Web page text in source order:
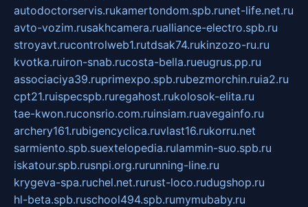
autodoctorservis.rukamertondom.spb.runet-life.net.ru
avto-vozim.rusakhcamera.rualliance-electro.spb.ru
stroyavt.rucontrolweb1.rutdsak74.rukinzozo-ru.ru
kvotka.ruiron-snab.rucosta-bella.rueugrus.pp.ru
associaciya39.ruprimexpo.spb.rubezmorchin.ruia2.ru
cpt21.ruispecspb.ruregahost.rukolosok-elita.ru
tae-kwon.ruconsrio.com.ruinsiam.ruavegainfo.ru
archery161.rubigencyclica.ruvlast16.rukorru.net
sarmiento.spb.suextelopedia.rulammin-suo.spb.ru
iskatour.spb.rusnpi.org.rurunning-line.ru
krygeva-spa.ruchel.net.rurust-loco.rudugshop.ru
hl-beta.spb.ruschool494.spb.rumymubaby.ru